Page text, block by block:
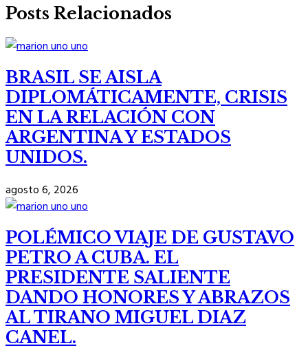
Posts Relacionados
BRASIL SE AISLA
DIPLOMÁTICAMENTE, CRISIS
EN LA RELACIÓN CON
ARGENTINA Y ESTADOS
UNIDOS.
agosto 6, 2026
POLÉMICO VIAJE DE GUSTAVO
PETRO A CUBA. EL
PRESIDENTE SALIENTE
DANDO HONORES Y ABRAZOS
AL TIRANO MIGUEL DIAZ
CANEL.